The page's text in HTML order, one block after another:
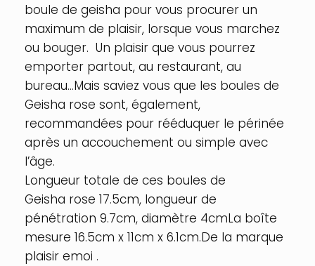
boule de geisha pour vous procurer un
maximum de plaisir, lorsque vous marchez
ou bouger. Un plaisir que vous pourrez
emporter partout, au restaurant, au
bureau…Mais saviez vous que les boules de
Geisha rose sont, également,
recommandées pour rééduquer le périnée
après un accouchement ou simple avec
l’âge.
Longueur totale de ces boules de
Geisha rose 17.5cm, longueur de
pénétration 9.7cm, diamètre 4cmLa boîte
mesure 16.5cm x 11cm x 6.1cm.De la marque
plaisir emoi .